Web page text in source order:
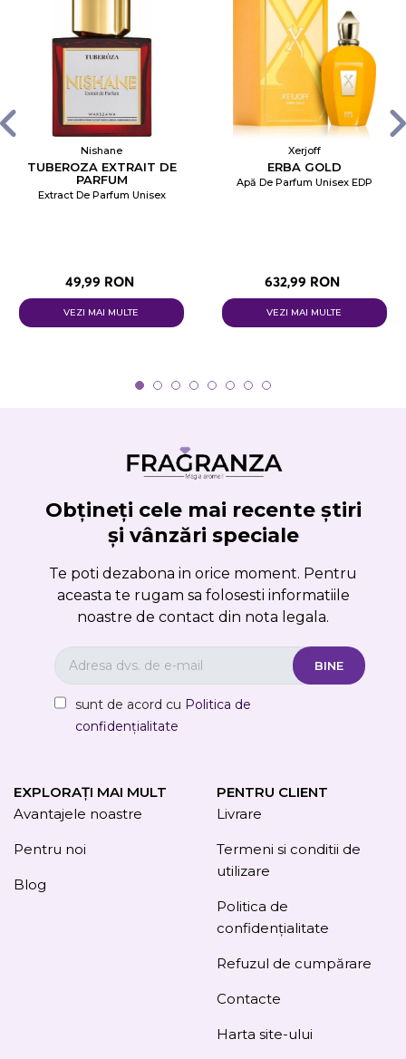
Nishane
TUBEROZA EXTRAIT DE
PARFUM
Extract De Parfum Unisex
49,99 RON
VEZI MAI MULTE
Xerjoff
ERBA GOLD
Apă De Parfum Unisex EDP
632,99 RON
VEZI MAI MULTE
Obțineți cele mai recente știri
și vânzări speciale
Te poti dezabona in orice moment. Pentru
aceasta te rugam sa folosesti informatiile
noastre de contact din nota legala.
sunt de acord cu Politica de
confidențialitate
EXPLORAȚI MAI MULT
Avantajele noastre
Pentru noi
Blog
PENTRU CLIENT
Livrare
Termeni si conditii de
utilizare
Politica de
confidențialitate
Refuzul de cumpărare
Contacte
Harta site-ului